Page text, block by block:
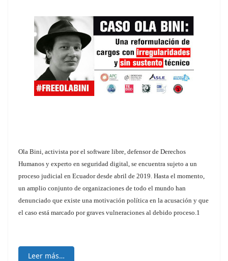
Ola Bini, activista por el software libre, defensor de Derechos
Humanos y experto en seguridad digital, se encuentra sujeto a un
proceso judicial en Ecuador desde abril de 2019. Hasta el momento,
un amplio conjunto de organizaciones de todo el mundo han
denunciado que existe una motivación política en la acusación y que
el caso está marcado por graves vulneraciones al debido proceso.1
Leer más…